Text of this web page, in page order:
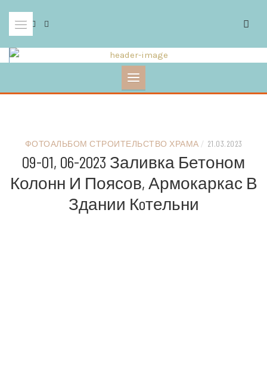
content
ФОТОАЛЬБОМ СТРОИТЕЛЬСТВО ХРАМА / 21.03.2023
09-01, 06-2023 Заливка Бетоном
Колонн И Поясов, Армокаркас В
Здании Кoтельни